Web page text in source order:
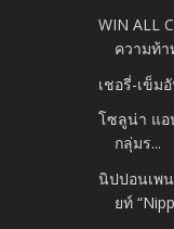
WIN ALL
ความท้า
เชอรี่-เข็ม
โซลูน่า แอ
กลุ่มร...
นิปปอนเพ
ยท์